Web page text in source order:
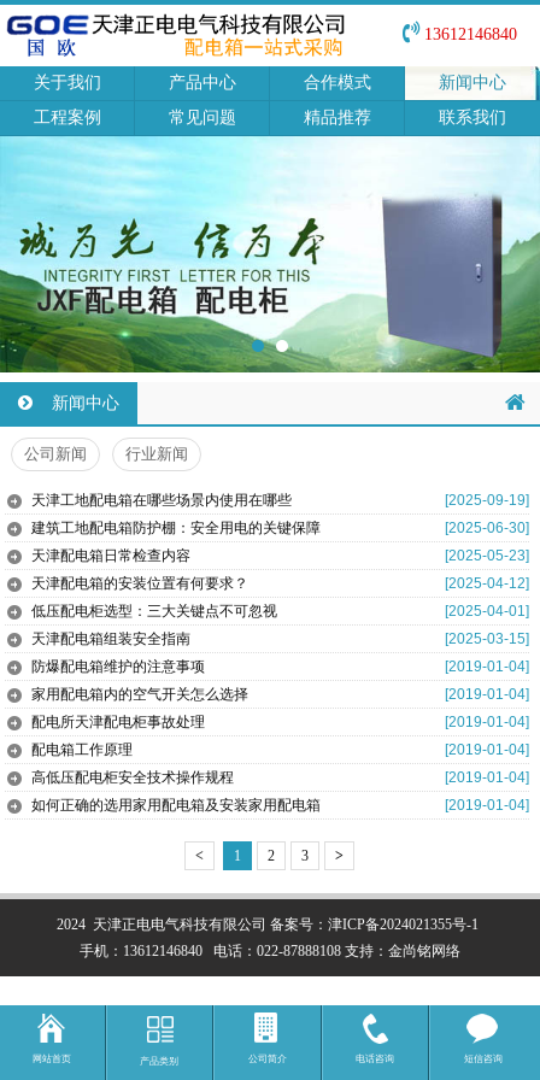
13612146840
关于我们 产品中心 合作模式
新闻中心
工程案例
常见问题 精品推荐 联系我们
新闻中心
公司新闻 行业新闻
[2025-09-19]
天津工地配电箱在哪些场景内使用在哪些
[2025-06-30]
建筑工地配电箱防护棚：安全用电的关键保障
[2025-05-23]
天津配电箱日常检查内容
[2025-04-12]
天津配电箱的安装位置有何要求？
[2025-04-01]
低压配电柜选型：三大关键点不可忽视
[2025-03-15]
天津配电箱组装安全指南
[2019-01-04]
防爆配电箱维护的注意事项
[2019-01-04]
家用配电箱内的空气开关怎么选择
[2019-01-04]
配电所天津配电柜事故处理
[2019-01-04]
配电箱工作原理
[2019-01-04]
高低压配电柜安全技术操作规程
[2019-01-04]
如何正确的选用家用配电箱及安装家用配电箱
< 1 2 3 >
2024 天津正电电气科技有限公司备案号：津ICP备2024021355号-1
手机： 13612146840电话： 022-87888108支持： 金尚铭网络
网站首页 产品类别 公司简介 电话咨询 短信咨询